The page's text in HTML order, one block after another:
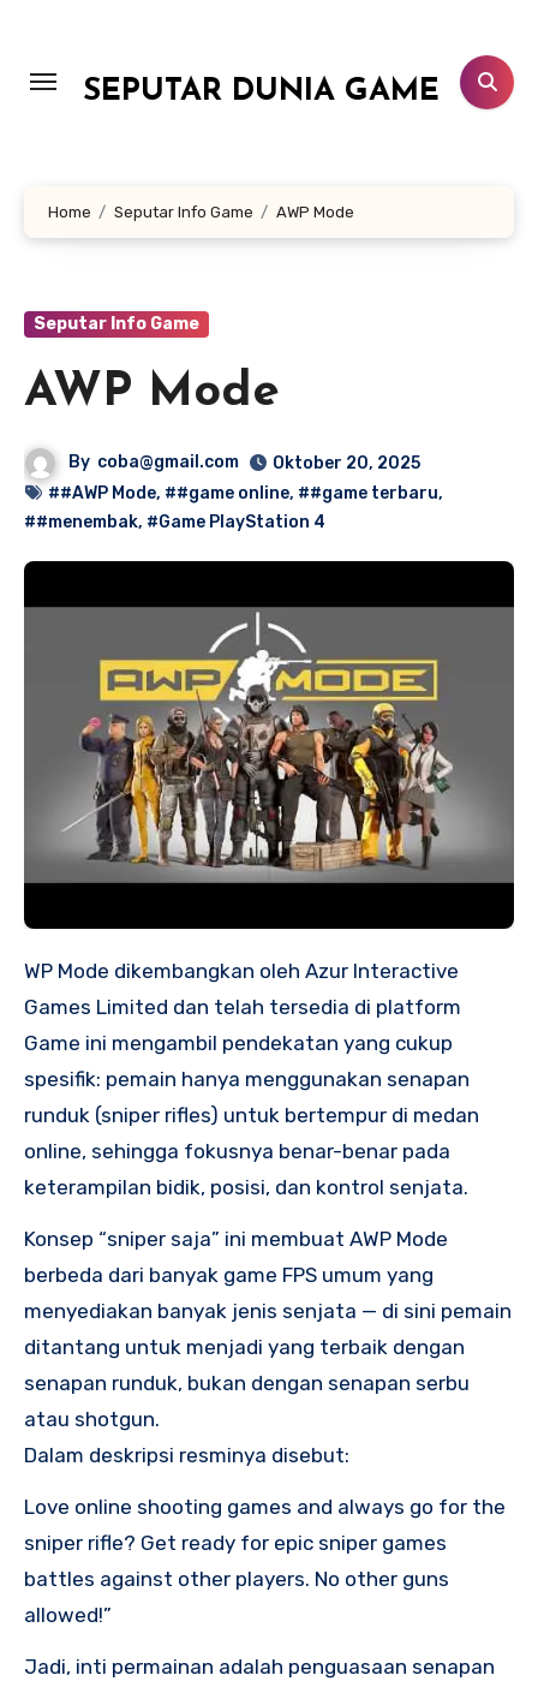
konten
SEPUTAR DUNIA GAME
Home Seputar Info Game AWP Mode
Seputar Info Game
AWP Mode
By coba@gmail.com
Oktober 20, 2025
##AWP Mode, ##game online, ##game terbaru,
##menembak, #Game PlayStation 4
WP Mode dikembangkan oleh Azur Interactive
Games Limited dan telah tersedia di platform
Game ini mengambil pendekatan yang cukup
spesifik: pemain hanya menggunakan senapan
runduk (sniper rifles) untuk bertempur di medan
online, sehingga fokusnya benar-benar pada
keterampilan bidik, posisi, dan kontrol senjata.
Konsep “sniper saja” ini membuat AWP Mode
berbeda dari banyak game FPS umum yang
menyediakan banyak jenis senjata — di sini pemain
ditantang untuk menjadi yang terbaik dengan
senapan runduk, bukan dengan senapan serbu
atau shotgun.
Dalam deskripsi resminya disebut:
Love online shooting games and always go for the
sniper rifle? Get ready for epic sniper games
battles against other players. No other guns
allowed!”
Jadi, inti permainan adalah penguasaan senapan